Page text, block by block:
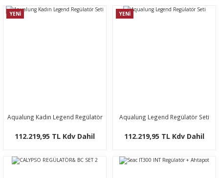
YENİ
Aqualung Kadın Legend Regülatör
112.219,95 TL Kdv Dahil
YENİ
Aqualung Legend Regülatör Seti
112.219,95 TL Kdv Dahil